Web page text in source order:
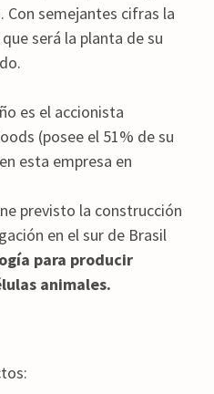
Con semejantes cifras la
será la planta de su
es el accionista
(posee el 51% de su
esta empresa en
previsto la construcción
en el sur de Brasil
para producir
animales.